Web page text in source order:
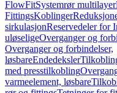
FlowFitSystemrør multilayer
FittingsKoblinger
sirkulasjonReservedeler for
uløseligeOverganger og
Overganger og forbindelser,
løsbareEndedeksler
med presstilkobling
varmeelement, løsbare